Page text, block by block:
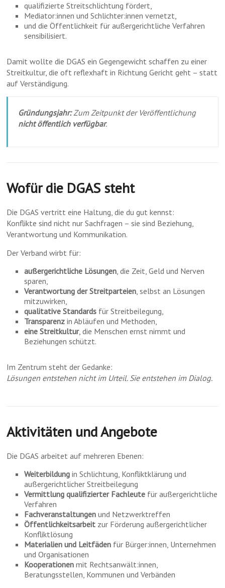
qualifizierte Streitschlichtung fördert,
Mediator:innen und Schlichter:innen vernetzt,
und die Öffentlichkeit für außergerichtliche Verfahren
sensibilisiert.
Damit wollte die DGAS ein Gegengewicht schaffen zu einer
Streitkultur, die oft reflexhaft in Richtung Gericht geht – statt
auf Verständigung.
Gründungsjahr:Zum Zeitpunkt der Veröffentlichung
nicht öffentlich verfügbar.
Wofür die DGAS steht
Die DGAS vertritt eine Haltung, die du gut kennst:
Konflikte sind nicht nur Sachfragen – sie sind Beziehung,
Verantwortung und Kommunikation.
Der Verband wirbt für:
außergerichtliche Lösungen, die Zeit, Geld und Nerven
sparen,
Verantwortung der Streitparteien, selbst an Lösungen
mitzuwirken,
qualitative Standards für Streitbeilegung,
Transparenz in Abläufen und Methoden,
eine Streitkultur, die Menschen ernst nimmt und
Beziehungen schützt.
Im Zentrum steht der Gedanke:
Lösungen entstehen nicht im Urteil. Sie entstehen im Dialog.
Aktivitäten und Angebote
Die DGAS arbeitet auf mehreren Ebenen:
Weiterbildung in Schlichtung, Konfliktklärung und
außergerichtlicher Streitbeilegung
Vermittlung qualifizierter Fachleute für außergerichtliche
Verfahren
Fachveranstaltungen und Netzwerktreffen
Öffentlichkeitsarbeit zur Förderung außergerichtlicher
Konfliktlösung
Materialien und Leitfäden für Bürger:innen, Unternehmen
und Organisationen
Kooperationen mit Rechtsanwält:innen,
Beratungsstellen, Kommunen und Verbänden